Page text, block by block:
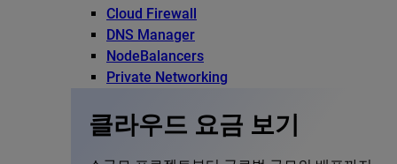
Cloud Firewall
DNS Manager
NodeBalancers
Private Networking
클라우드 요금 보기